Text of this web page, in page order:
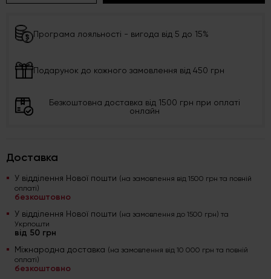
Програма лояльності - вигода від 5 до 15%
Подарунок до кожного замовлення від 450 грн
Безкоштовна доставка від 1500 грн при оплаті
онлайн
Доставка
У відділення Нової пошти (на замовлення від 1500 грн та повній
оплаті)
безкоштовно
У відділення Нової пошти (на замовлення до 1500 грн) та
Укрпошти
від 50 грн
Міжнародна доставка (на замовлення від 10 000 грн та повній
оплаті)
безкоштовно